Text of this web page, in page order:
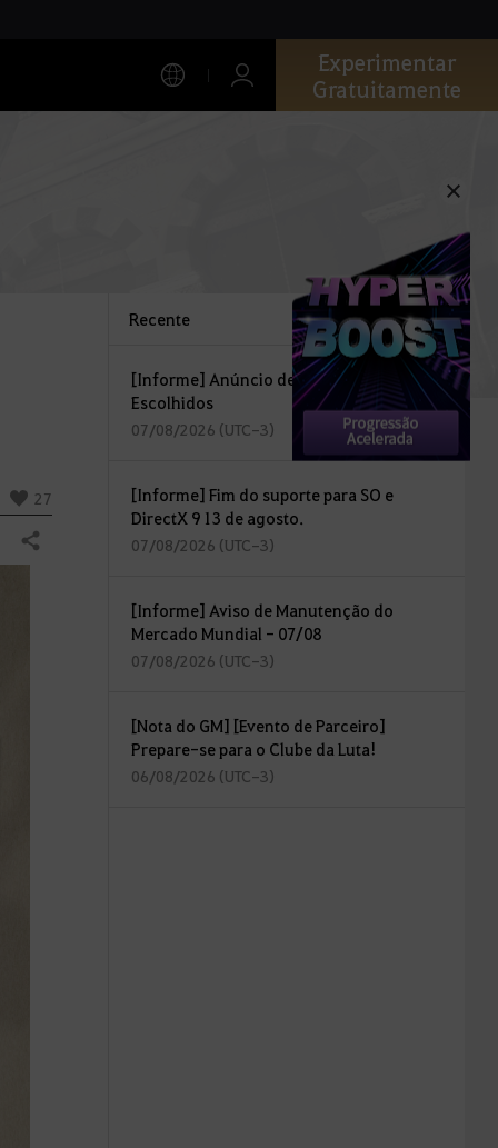
Experimentar
Gratuitamente
27
Compartilhar
Recente
[Informe] Anúncio de Embaixadores
Escolhidos
07/08/2026 (UTC-3)
[Informe] Fim do suporte para SO e
DirectX 9 13 de agosto.
07/08/2026 (UTC-3)
[Informe] Aviso de Manutenção do
Mercado Mundial - 07/08
07/08/2026 (UTC-3)
[Nota do GM] [Evento de Parceiro]
Prepare-se para o Clube da Luta!
06/08/2026 (UTC-3)